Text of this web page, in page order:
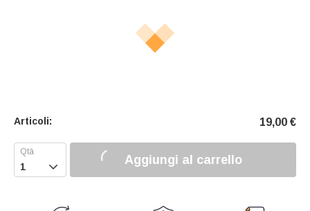
Articoli: 19,00 €
 Aggiungi al carrello